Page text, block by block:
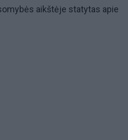
aikštėje statytas apie